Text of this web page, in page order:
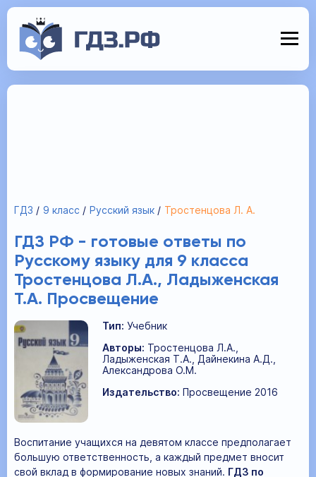
ГДЗ 9 класс Русский язык Тростенцова Л. А.
ГДЗ РФ - готовые ответы по
Русскому языку для 9 класса
Тростенцова Л.А., Ладыженская
Т.А. Просвещение
Тип: Учебник
Авторы: Тростенцова Л.А.,
Ладыженская Т.А., Дайнекина А.Д.,
Александрова О.М.
Издательство: Просвещение 2016
Воспитание учащихся на девятом классе предполагает
большую ответственность, а каждый предмет вносит
свой вклад в формирование новых знаний. ГДЗ по